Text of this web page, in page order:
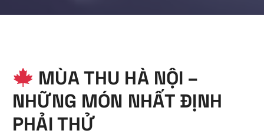
MÙA THU HÀ NỘI –
NHỮNG MÓN NHẤT ĐỊNH
PHẢI THỬ